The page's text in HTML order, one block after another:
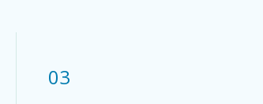
03